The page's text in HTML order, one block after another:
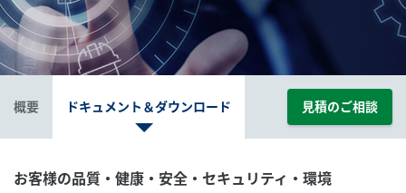
概要 ドキュメント＆ダウンロード 見積のご相談
お客様の品質・健康・安全・セキュリティ・環境